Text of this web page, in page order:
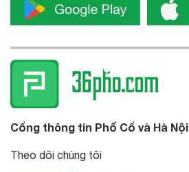
Cổng thông tin Phố Cổ và Hà Nội
Theo dõi chúng tôi